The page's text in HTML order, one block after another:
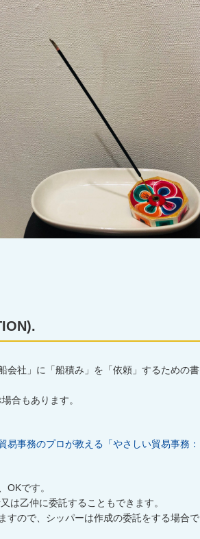
会社」に「船積み」を「依頼」するための書
合もあります。
事務のプロが教える「やさしい貿易事務：
OKです。
は乙仲に委託することもできます。
すので、シッパーは作成の委託をする場合で